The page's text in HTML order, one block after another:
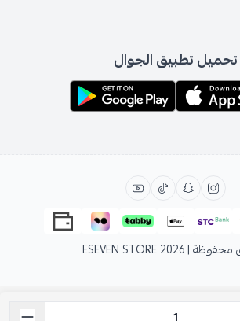
تحميل تطبيق الجوال
| 2026
ESEVEN STORE